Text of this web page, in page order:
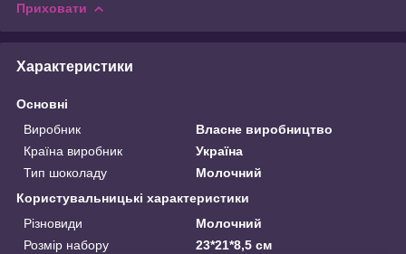
Приховати
Характеристики
Основні
Виробник
Власне виробництво
Країна виробник
Україна
Тип шоколаду
Молочний
Користувальницькі характеристики
Різновиди
Молочний
Розмір набору
23*21*8,5 см